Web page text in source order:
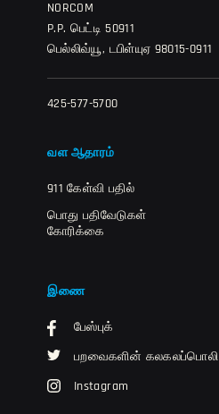
NORCOM
P.P. பெட்டி 50911
பெல்லிவ்யூ, டபிள்யுஏ 98015-0911
425-577-5700
வள ஆதாரம்
911 கேள்வி பதில்
பொது பதிவேடுகள்
கோரிக்கை
இணை
பேஸ்புக்
பறவைகளின் கலகலப்பொலி
Instagram